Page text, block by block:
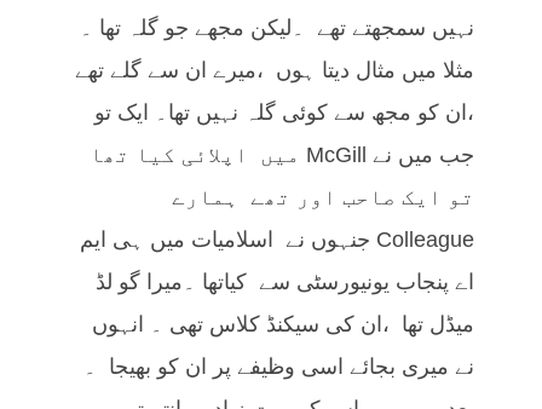
نہیں سمجھتے تھے ۔لیکن مجھے جو گلہ تھا ۔
مثلا میں مثال دیتا ہوں ،میرے ان سے گلے تھے
،ان کو مجھ سے کوئی گلہ نہیں تھا۔ ایک تو
جب میں نے McGill میں اپلائی کیا تھا
تو ایک صاحب اور تھے ہمارے
Colleague جنہوں نے اسلامیات میں ہی ایم
اے پنجاب یونیورسٹی سے کیاتھا ۔میرا گو لڈ
میڈل تھا ،ان کی سیکنڈ کلاس تھی ۔ انہوں
نے میری بجائے اسی وظیفے پر ان کو بھیجا ۔